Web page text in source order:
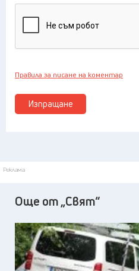
Изпращане
Правила за писане на коментар
Реклама
Още от „Свят“